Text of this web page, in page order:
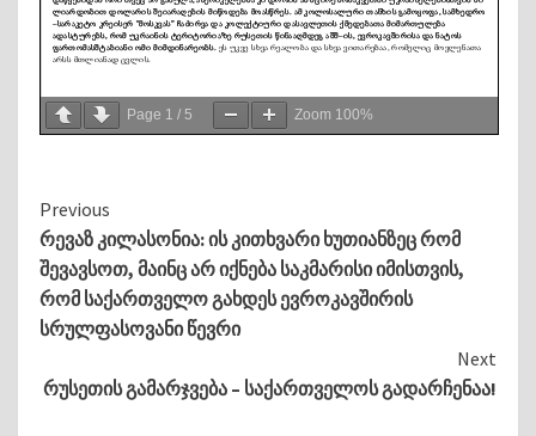
Page 1 / 5 Zoom 100%
Continue
Reading
Previous
რევაზ კილასონია: ის კითხვარი ხუთიანზეც რომ
შევავსოთ, მაინც არ იქნება საკმარისი იმისთვის,
რომ საქართველო გახდეს ევროკავშირის
სრულფასოვანი წევრი
Next
რუსეთის გამარჯვება – საქართველოს გადარჩენაა!